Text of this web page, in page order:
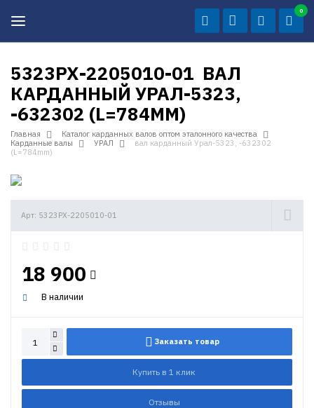
0
5323РХ-2205010-01 ВАЛ
КАРДАННЫЙ УРАЛ-5323,
-632302 (L=784MM)
Главная
Каталог карданных валов оптом эталонного качества
Карданные валы
УРАЛ
вал карданный Урал-5323, -632302
(L=784mm)
Арт: 5323РХ-2205010-01
18 900
В наличии
Заказать товар
Купить в 1 клик
Отзывы